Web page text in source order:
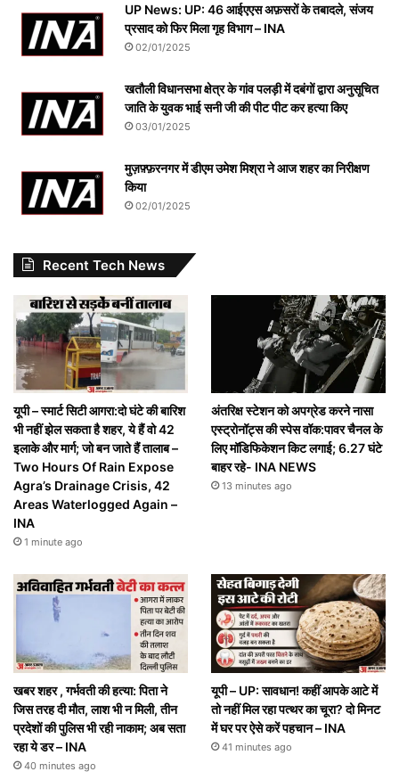
UP News: UP: 46 आईएएस अफ़सरों के तबादले, संजय
प्रसाद को फिर मिला गृह विभाग – INA
02/01/2025
खतौली विधानसभा क्षेत्र के गांव पलड़ी में दबंगों द्वारा अनुसूचित
जाति के युवक भाई सनी जी की पीट पीट कर हत्या किए
03/01/2025
मुज़फ़्फ़रनगर में डीएम उमेश मिश्रा ने आज शहर का निरीक्षण
किया
02/01/2025
Recent Tech News
यूपी – स्मार्ट सिटी आगरा:दो घंटे की बारिश
भी नहीं झेल सकता है शहर, ये हैं वो 42
इलाके और मार्ग; जो बन जाते हैं तालाब –
Two Hours Of Rain Expose
Agra’s Drainage Crisis, 42
Areas Waterlogged Again –
INA
1 minute ago
अंतरिक्ष स्टेशन को अपग्रेड करने नासा
एस्ट्रोनॉट्स की स्पेस वॉक:पावर चैनल के
लिए मॉडिफिकेशन किट लगाई; 6.27 घंटे
बाहर रहे- INA NEWS
13 minutes ago
खबर शहर , गर्भवती की हत्या: पिता ने
जिस तरह दी माैत, लाश भी न मिली, तीन
प्रदेशों की पुलिस भी रही नाकाम; अब सता
रहा ये डर – INA
40 minutes ago
यूपी – UP: सावधान! कहीं आपके आटे में
तो नहीं मिल रहा पत्थर का चूरा? दो मिनट
में घर पर ऐसे करें पहचान – INA
41 minutes ago